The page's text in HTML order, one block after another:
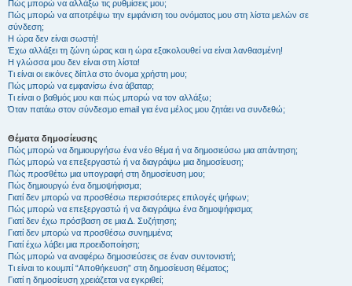
Πώς μπορώ να αλλάξω τις ρυθμίσεις μου;
Πώς μπορώ να αποτρέψω την εμφάνιση του ονόματος μου στη λίστα μελών σε
σύνδεση;
Η ώρα δεν είναι σωστή!
Έχω αλλάξει τη ζώνη ώρας και η ώρα εξακολουθεί να είναι λανθασμένη!
Η γλώσσα μου δεν είναι στη λίστα!
Τι είναι οι εικόνες δίπλα στο όνομα χρήστη μου;
Πώς μπορώ να εμφανίσω ένα άβαταρ;
Τι είναι ο βαθμός μου και πώς μπορώ να τον αλλάξω;
Όταν πατάω στον σύνδεσμο email για ένα μέλος μου ζητάει να συνδεθώ;
Θέματα δημοσίευσης
Πώς μπορώ να δημιουργήσω ένα νέο θέμα ή να δημοσιεύσω μια απάντηση;
Πώς μπορώ να επεξεργαστώ ή να διαγράψω μια δημοσίευση;
Πώς προσθέτω μια υπογραφή στη δημοσίευση μου;
Πώς δημιουργώ ένα δημοψήφισμα;
Γιατί δεν μπορώ να προσθέσω περισσότερες επιλογές ψήφων;
Πώς μπορώ να επεξεργαστώ ή να διαγράψω ένα δημοψήφισμα;
Γιατί δεν έχω πρόσβαση σε μια Δ. Συζήτηση;
Γιατί δεν μπορώ να προσθέσω συνημμένα;
Γιατί έχω λάβει μια προειδοποίηση;
Πώς μπορώ να αναφέρω δημοσιεύσεις σε έναν συντονιστή;
Τι είναι το κουμπί “Αποθήκευση” στη δημοσίευση θέματος;
Γιατί η δημοσίευση χρειάζεται να εγκριθεί;